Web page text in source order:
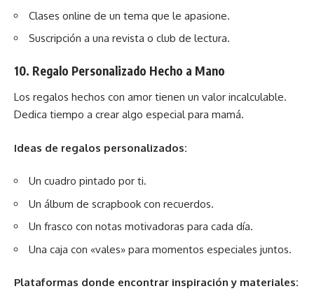
Clases online de un tema que le apasione.
Suscripción a una revista o club de lectura.
10. Regalo Personalizado Hecho a Mano
Los regalos hechos con amor tienen un valor incalculable.
Dedica tiempo a crear algo especial para mamá.
Ideas de regalos personalizados:
Un cuadro pintado por ti.
Un álbum de scrapbook con recuerdos.
Un frasco con notas motivadoras para cada día.
Una caja con «vales» para momentos especiales juntos.
Plataformas donde encontrar inspiración y materiales: